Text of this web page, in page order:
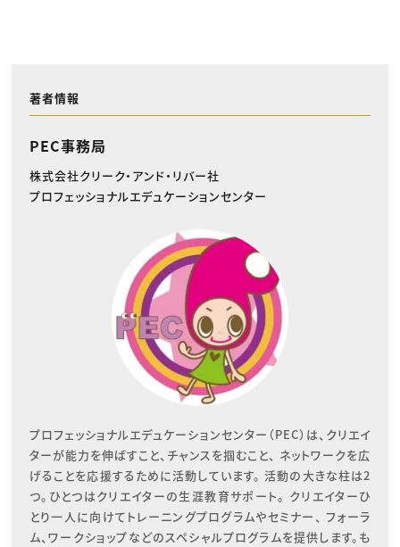
著者情報
PEC事務局
株式会社クリーク・アンド・リバー社
プロフェッショナルエデュケーションセンター
プロフェッショナルエデュケーションセンター（PEC）は、クリエイ
ターが能力を伸ばすこと、チャンスを掴むこと、 ネットワークを広
げることを応援するために活動しています。 活動の大きな柱は2
つ。ひとつはクリエイターの生涯教育サポート。 クリエイターひ
とり一人に向けてトレーニングプログラムやセミナー、 フォーラ
ム、ワークショップなどのスペシャルプログラムを提供します。も